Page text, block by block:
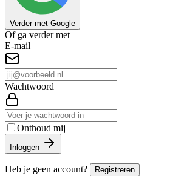
Verder met Google
Of ga verder met
E-mail
Wachtwoord
Onthoud mij
Inloggen
Heb je geen account? Registreren